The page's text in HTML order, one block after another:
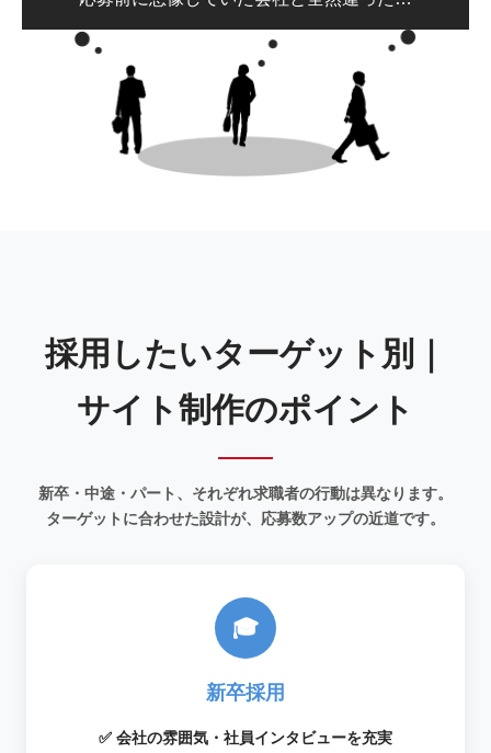
採用したいターゲット別｜
サイト制作のポイント
新卒・中途・パート、それぞれ求職者の行動は異なります。
ターゲットに合わせた設計が、応募数アップの近道です。
🎓
新卒採用
✅ 会社の雰囲気・社員インタビューを充実